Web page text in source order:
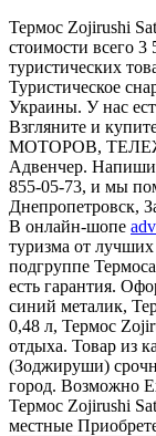
Термос Zojirushi
стоимости всего 3
туристических
Туристическое
Украины. У нас
Взгляните и
МОТОРОВ,
Адвенчер.
855-05-73, и мы
Днепропетровск,
В онлайн-шопе
туризма от
подгруппе
есть гарантия.
синий металик,
0,48 л, Термос
отдыха. Товар из
(Зоджируши)
город. Возможно
Термос Zojirushi
местные